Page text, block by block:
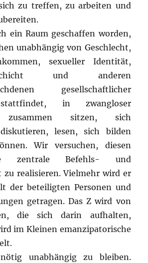
zu treffen, zu arbeiten und
ein Raum geschaffen worden,
unabhängig von Geschlecht,
sexueller Identität,
und anderen
gesellschaftlicher
stattfindet, in zwangloser
zusammen sitzen, sich
lesen, sich bilden
Wir versuchen, diesen
zentrale Befehls- und
realisieren. Vielmehr wird er
der beteiligten Personen und
getragen. Das Z wird von
die sich darin aufhalten,
im Kleinen emanzipatorische
unabhängig zu bleiben.